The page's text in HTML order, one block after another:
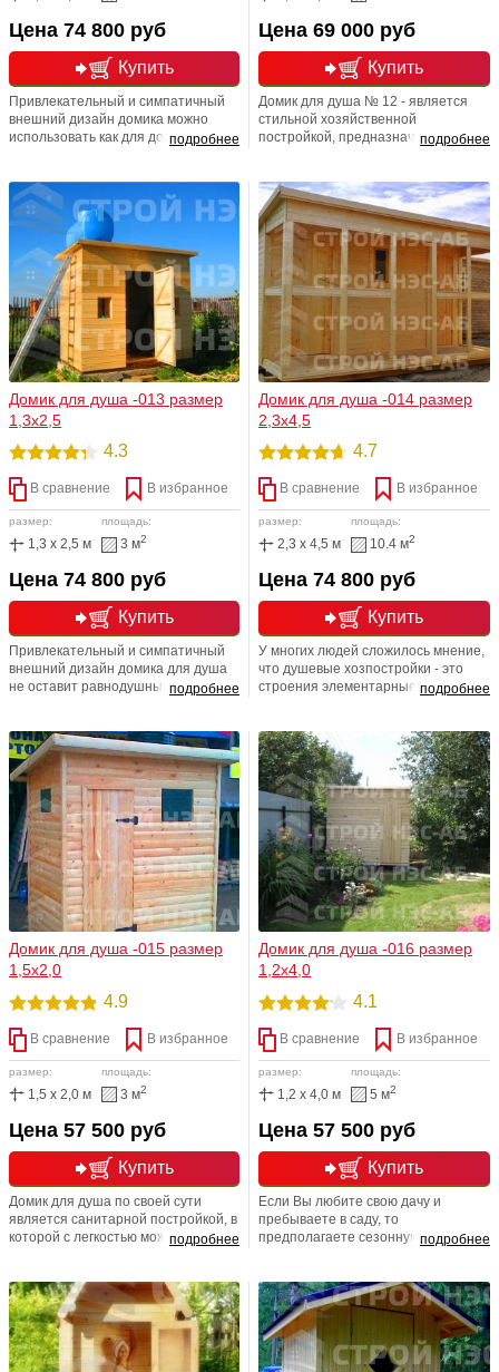
Купить
Цена 74 800 руб
подробнее
Привлекательный и симпатичный
внешний дизайн домика можно
использовать как для домика для
оставит равнодушным ни одного
приобретателя и ,безусловно,
станет достойным украшением
Вашего загородного участка!
Простота и лаконичность - две
характерные направляющие этого
дизайн-проекта. Любая размерная
линейка! Любая перепланировка!
Сборка на месте!
Купить
Цена 69 000 руб
подробнее
Домик для душа № 12 - является
стильной хозяйственной
постройкой, предназначенной для
строения, выпускаемые в компании
СТРОЙ НЭСАБ-н подарят Вам
много позитива и радости,
отличного и солнечного
настроения. Мы рады баловать
Вас!!!
Домик для душа -013 размер
1,3х2,5
4.3
В сравнение В избранное
размер:
1,3 x 2,5 м
площадь:
3 м2
Купить
Цена 74 800 руб
подробнее
Привлекательный и симпатичный
внешний дизайн домика для душа
не оставит равнодушным ни одного
Вашего загородного участка!
Простота, лаконичность - две
характерные направляющие
данного дизайн-проекта.
Максимальный комфорт - что еще
нужно для прекрасного загородного
отдыха?
Домик для душа -014 размер
2,3х4,5
4.7
В сравнение В избранное
размер:
2,3 x 4,5 м
площадь:
10.4 м2
Купить
Цена 74 800 руб
подробнее
У многих людей сложилось мнение,
что душевые хозпостройки - это
строения элементарные и
соответствующе. На самом же деле,
строительство хозблока требует
строгого соблюдения строительных
норм и правил
Домик для душа -015 размер
1,5х2,0
4.9
В сравнение В избранное
размер:
1,5 x 2,0 м
площадь:
3 м2
Купить
Цена 57 500 руб
подробнее
Домик для душа по своей сути
является санитарной постройкой, в
которой с легкостью можно
отсек. Хозблок имеет отличный
яркий вид, эта постройка не только
решение санитарных нужд, но и
,безусловно, красота вашего
садового участка!
Домик для душа -016 размер
1,2х4,0
4.1
В сравнение В избранное
размер:
1,2 x 4,0 м
площадь:
5 м2
Купить
Цена 57 500 руб
подробнее
Если Вы любите свою дачу и
пребываете в саду, то
предполагаете сезонную
вполне подходящим для этих целей
строением. Причем изготовлен он
из качественной древесины, но
продается по разумной и
бюджетной цене